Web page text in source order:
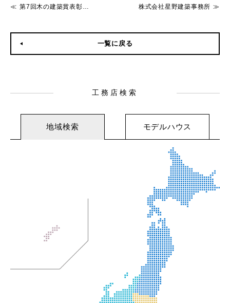
第7回木の建築賞表彰式 開催しました 株式会社星野建築事務所
一覧に戻る
工務店検索
地域検索 モデルハウス